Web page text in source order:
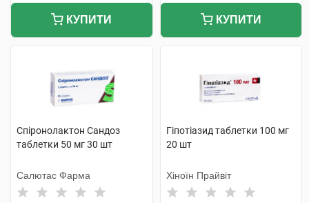
КУПИТИ КУПИТИ
Спіронолактон Сандоз
таблетки 50 мг 30 шт
Салютас Фарма
Гіпотіазид таблетки 100 мг
20 шт
Хіноїн Прайвіт